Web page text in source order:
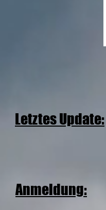
Letztes Update:
Anmeldung: